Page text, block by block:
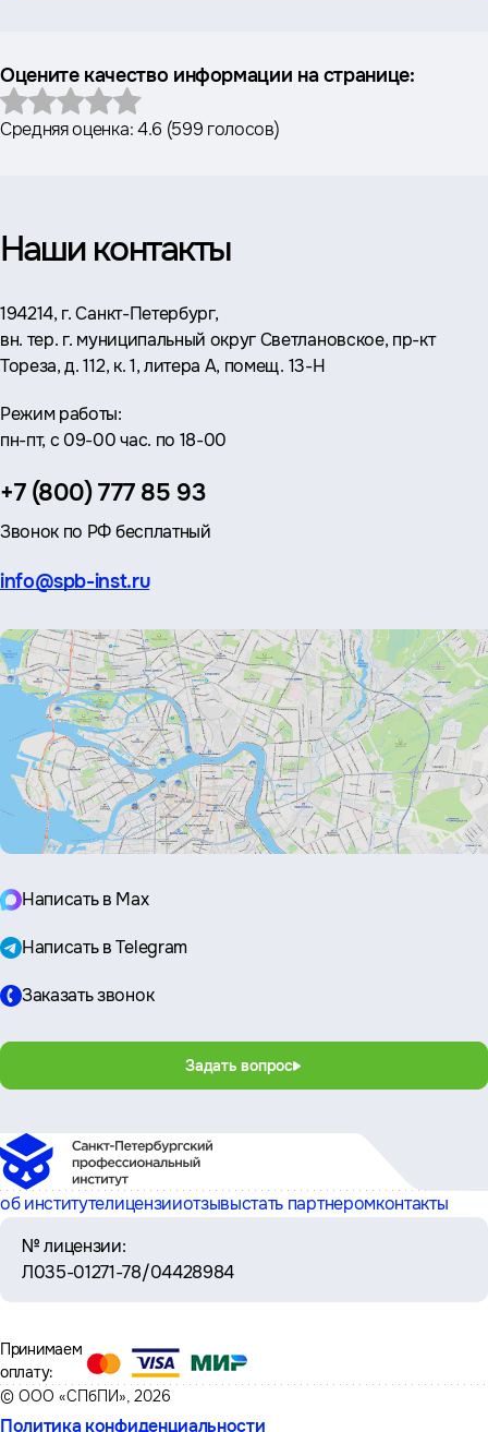
Оцените качество информации на странице:
Средняя оценка:4.6 (599 голосов)
Наши контакты
Адрес:
194214, г. Санкт-Петербург,
вн. тер. г. муниципальный округ Светлановское, пр-кт
Тореза, д. 112, к. 1, литера А, помещ. 13-Н
Режим работы:
пн-пт, с 09-00 час. по 18-00
Телефон:
+7 (800) 777 85 93
Звонок по РФ бесплатный
Эл.
info@spb-inst.ru
Написать в Max
Написать в Telegram
Заказать звонок
Задать вопрос
об институтелицензииотзывыстать партнеромконтакты
№ лицензии:
Л035-01271-78/04428984
© ООО «СПбПИ», 2026
Политика конфиденциальности
Принимаем
оплату: